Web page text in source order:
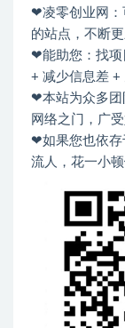
❤凌零创业网：
的站点，不断
❤能助您：找项
+ 减少信息差 +
❤本站为众多团
网络之门，广受
❤如果您也依存
流人，花一小